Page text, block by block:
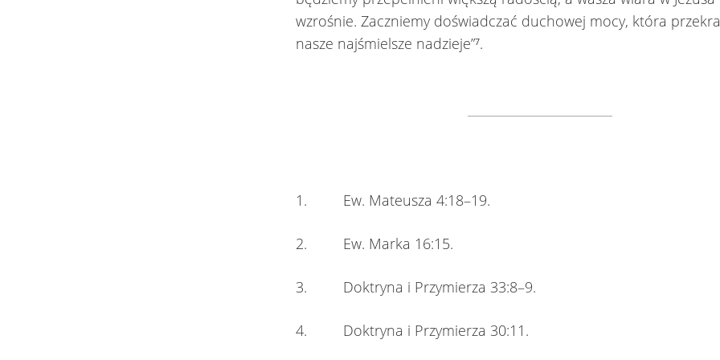
wzrośnie. Zaczniemy doświadczać duchowej mocy, która
nasze najśmielsze nadzieje”⁷.
1. Ew. Mateusza 4:18–19.
2. Ew. Marka 16:15.
3. Doktryna i Przymierza 33:8–9.
4. Doktryna i Przymierza 30:11.